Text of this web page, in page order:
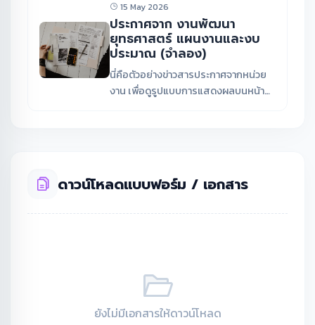
15 May 2026
ประกาศจาก งานพัฒนา
ยุทธศาสตร์ แผนงานและงบ
ประมาณ (จำลอง)
นี่คือตัวอย่างข่าวสารประกาศจากหน่วย
งาน เพื่อดูรูปแบบการแสดงผลบนหน้า
ดาวน์โหลดแบบฟอร์ม / เอกสาร
ยังไม่มีเอกสารให้ดาวน์โหลด